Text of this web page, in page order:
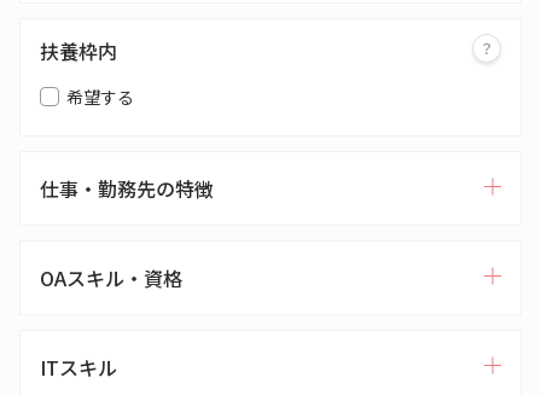
扶養枠内
希望する
仕事・勤務先の特徴
OAスキル・資格
ITスキル